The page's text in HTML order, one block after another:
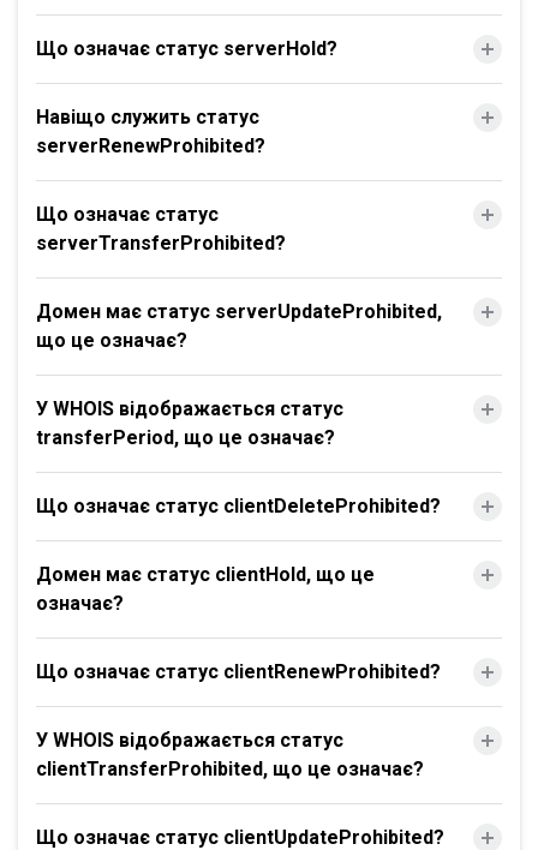
Що означає статус serverHold?
Навіщо служить статус
serverRenewProhibited?
Що означає статус
serverTransferProhibited?
Домен має статус serverUpdateProhibited,
що це означає?
У WHOIS відображається статус
transferPeriod, що це означає?
Що означає статус clientDeleteProhibited?
Домен має статус clientHold, що це
означає?
Що означає статус clientRenewProhibited?
У WHOIS відображається статус
clientTransferProhibited, що це означає?
Що означає статус clientUpdateProhibited?